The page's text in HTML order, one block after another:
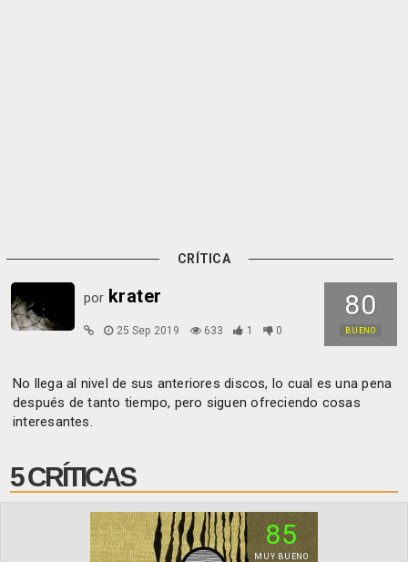
CRÍTICA
80
BUENO
por krater
25 Sep 2019 633 1 0
No llega al nivel de sus anteriores discos, lo cual es una pena
después de tanto tiempo, pero siguen ofreciendo cosas
interesantes.
5 CRÍTICAS
85
MUY BUENO